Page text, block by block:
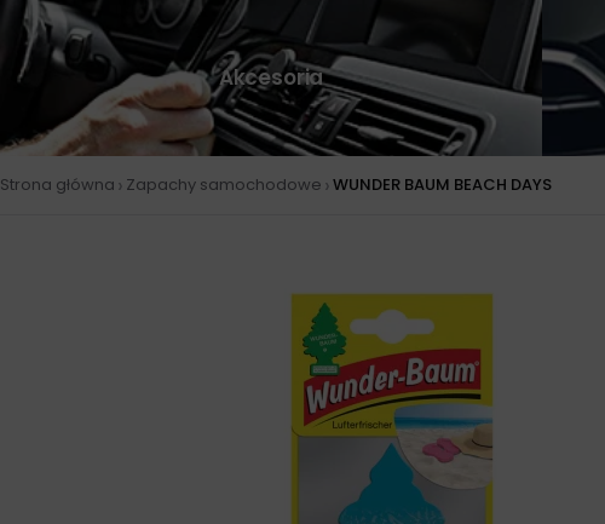
Akcesoria
Strona główna › Zapachy samochodowe › WUNDER BAUM BEACH DAYS